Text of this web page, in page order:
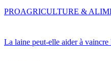
La laine peut-elle aider à vaincre
PROAGRICULTURE &